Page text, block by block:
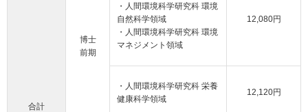
合計
博士
前期
・人間環境科学研究科 環境
自然科学領域
・人間環境科学研究科 環境
マネジメント領域
12,080円
・人間環境科学研究科 栄養
健康科学領域
12,120円